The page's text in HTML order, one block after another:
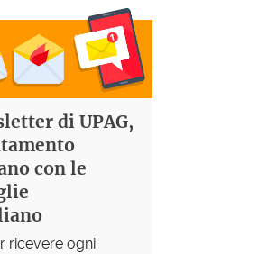
di UPAG,
con le
ricevere ogni